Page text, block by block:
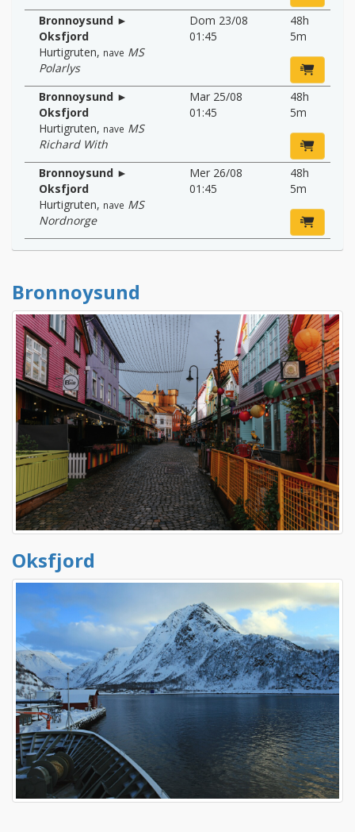
Bronnoysund ►
Oksfjord
Hurtigruten, nave MS
Polarlys
Dom 23/08
01:45
48h
5m
Bronnoysund ►
Oksfjord
Hurtigruten, nave MS
Richard With
Mar 25/08
01:45
48h
5m
Bronnoysund ►
Oksfjord
Hurtigruten, nave MS
Nordnorge
Mer 26/08
01:45
48h
5m
Bronnoysund
Oksfjord